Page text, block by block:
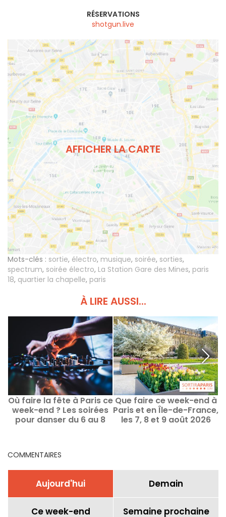
RÉSERVATIONS
shotgun.live
AFFICHER LA CARTE
Mots-clés : sortie, électro, musique, soirée, sorties,
spectrum, soirée électro, La Station Gare des Mines, paris
18, quartier la chapelle, paris
À LIRE AUSSI...
Où faire la fête à Paris ce
week-end ? Les soirées
pour danser du 6 au 8
Que faire ce week-end à
Paris et en Île-de-France,
les 7, 8 et 9 août 2026
COMMENTAIRES
Aujourd'hui Demain
Ce week-end Semaine prochaine